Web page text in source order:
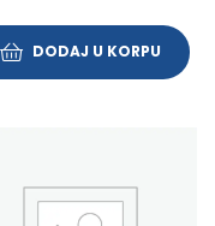
DODAJ U KORPU